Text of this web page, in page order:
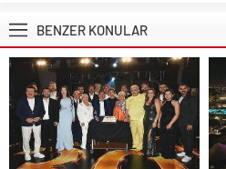
BENZER KONULAR